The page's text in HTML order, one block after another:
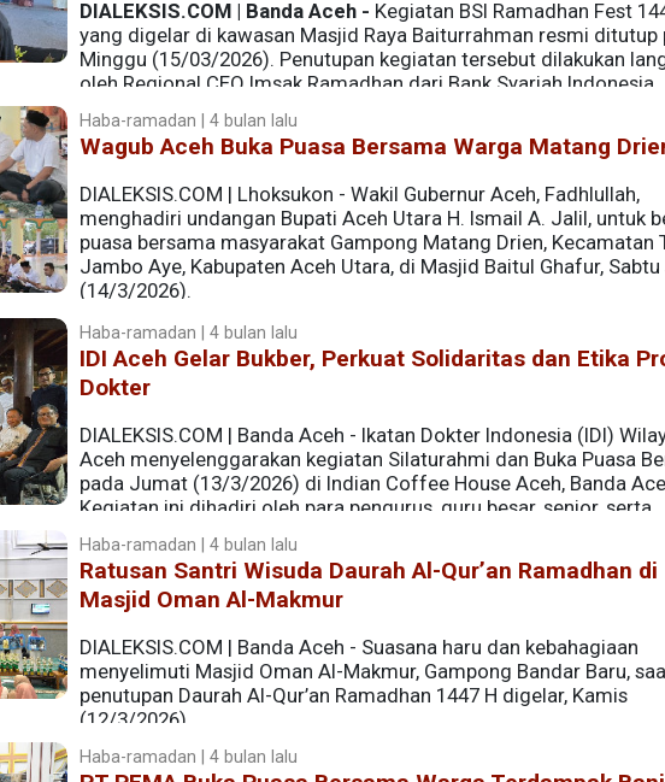
DIALEKSIS.COM | Banda Aceh - Kegiatan BSI Ramadhan Fest
yang digelar di kawasan Masjid Raya Baiturrahman resmi ditutup
Minggu (15/03/2026). Penutupan kegiatan tersebut dilakukan
oleh Regional CEO Imsak Ramadhan dari Bank Syariah Indonesia.
Haba-ramadan | 4 bulan lalu
Wagub Aceh Buka Puasa Bersama Warga Matang
DIALEKSIS.COM | Lhoksukon - Wakil Gubernur Aceh, Fadhlullah,
menghadiri undangan Bupati Aceh Utara H. Ismail A. Jalil, untuk
puasa bersama masyarakat Gampong Matang Drien, Kecamatan
Jambo Aye, Kabupaten Aceh Utara, di Masjid Baitul Ghafur,
(14/3/2026).
Haba-ramadan | 4 bulan lalu
IDI Aceh Gelar Bukber, Perkuat Solidaritas dan Etika
Dokter
DIALEKSIS.COM | Banda Aceh - Ikatan Dokter Indonesia (IDI)
Aceh menyelenggarakan kegiatan Silaturahmi dan Buka Puasa
pada Jumat (13/3/2026) di Indian Coffee House Aceh, Banda
Kegiatan ini dihadiri oleh para pengurus, guru besar, senior, serta
suasana penuh kehangatan dan kebersamaan di bulan suci Ramadan.
Haba-ramadan | 4 bulan lalu
Ratusan Santri Wisuda Daurah Al-Qur’an Ramadhan di
Masjid Oman Al-Makmur
DIALEKSIS.COM | Banda Aceh - Suasana haru dan kebahagiaan
menyelimuti Masjid Oman Al-Makmur, Gampong Bandar Baru,
penutupan Daurah Al-Qur’an Ramadhan 1447 H digelar, Kamis
(12/3/2026).
program selama bulan suci Ramadhan tampak sumringah saat
Haba-ramadan | 4 bulan lalu